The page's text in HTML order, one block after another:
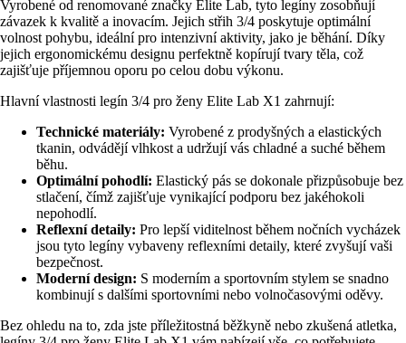
Vyrobené od renomované značky Elite Lab, tyto legíny zosobňují
závazek k kvalitě a inovacím. Jejich střih 3/4 poskytuje optimální
volnost pohybu, ideální pro intenzivní aktivity, jako je běhání. Díky
jejich ergonomickému designu perfektně kopírují tvary těla, což
zajišťuje příjemnou oporu po celou dobu výkonu.
Hlavní vlastnosti legín 3/4 pro ženy Elite Lab X1 zahrnují:
Technické materiály: Vyrobené z prodyšných a elastických
tkanin, odvádějí vlhkost a udržují vás chladné a suché během
běhu.
Optimální pohodlí: Elastický pás se dokonale přizpůsobuje bez
stlačení, čímž zajišťuje vynikající podporu bez jakéhokoli
nepohodlí.
Reflexní detaily: Pro lepší viditelnost během nočních vycházek
jsou tyto legíny vybaveny reflexními detaily, které zvyšují vaši
bezpečnost.
Moderní design: S moderním a sportovním stylem se snadno
kombinují s dalšími sportovními nebo volnočasovými oděvy.
Bez ohledu na to, zda jste příležitostná běžkyně nebo zkušená atletka,